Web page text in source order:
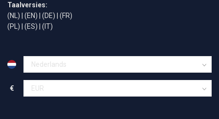
Taalversies:
(NL)
(EN) (DE)
(FR)
(PL)
(ES) (IT)
€